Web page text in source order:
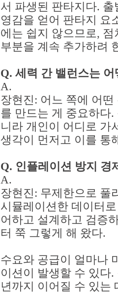
서 파생된 판타지다.
영감을 얻어 판타지 요
에는 쉽지 않으므로,
부분을 계속 추가하려
Q. 세력 간 밸런스는
A.
장현진: 어느 쪽에 어
를 만드는 게 중요하다
니라 개인이 어디로 가
생각이 먼저고 이를 통
Q. 인플레이션 방지 경
A.
장현진: 무제한으로 풀
시뮬레이션한 데이터
어하고 설계하고 검증
터 쭉 그렇게 해 왔다.
수요와 공급이 얼마나
이션이 발생할 수 있다
년까지 이어질 수 있는